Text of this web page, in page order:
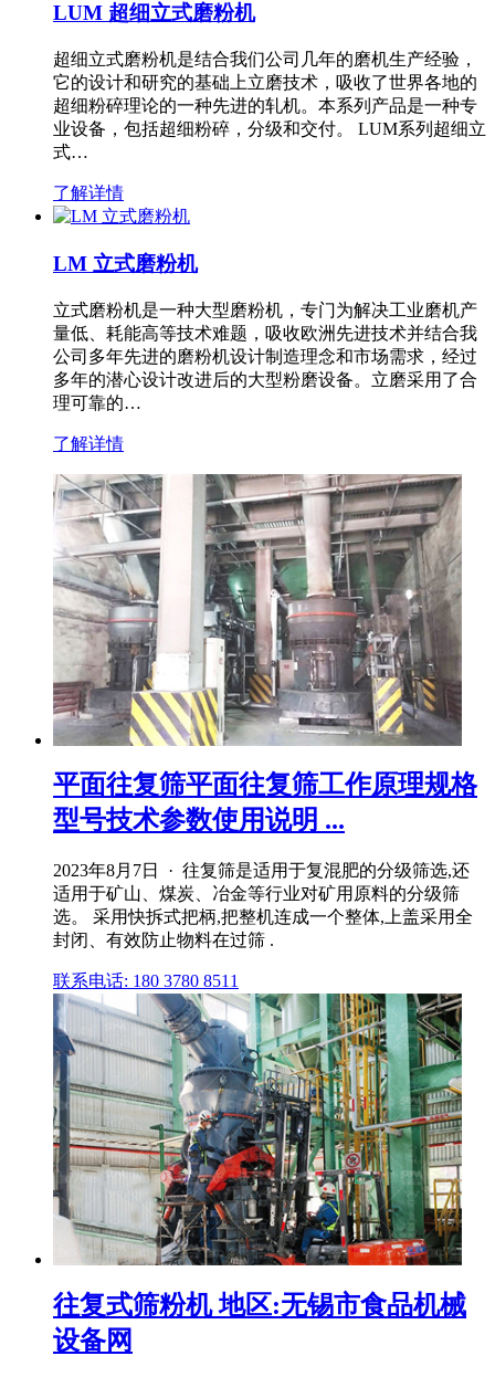
LUM 超细立式磨粉机
超细立式磨粉机是结合我们公司几年的磨机生产经验，
它的设计和研究的基础上立磨技术，吸收了世界各地的
超细粉碎理论的一种先进的轧机。本系列产品是一种专
业设备，包括超细粉碎，分级和交付。 LUM系列超细立
式…
了解详情
LM 立式磨粉机
立式磨粉机是一种大型磨粉机，专门为解决工业磨机产
量低、耗能高等技术难题，吸收欧洲先进技术并结合我
公司多年先进的磨粉机设计制造理念和市场需求，经过
多年的潜心设计改进后的大型粉磨设备。立磨采用了合
理可靠的…
了解详情
平面往复筛平面往复筛工作原理规格
型号技术参数使用说明 ...
2023年8月7日 · 往复筛是适用于复混肥的分级筛选,还
适用于矿山、煤炭、冶金等行业对矿用原料的分级筛
选。 采用快拆式把柄,把整机连成一个整体,上盖采用全
封闭、有效防止物料在过筛 .
联系电话: 180 3780 8511
往复式筛粉机 地区:无锡市食品机械
设备网